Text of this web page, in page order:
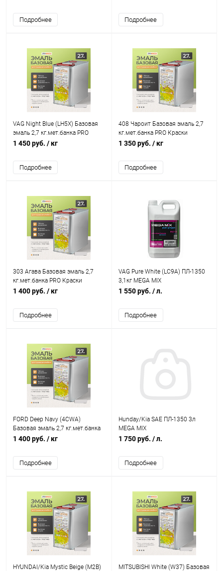
Подробнее Подробнее
VAG Night Blue (LH5X) Базовая
эмаль 2,7 кг.мет.банка PRO
Краски
1 450 руб. / кг
Подробнее
408 Чароит Базовая эмаль 2,7
кг.мет.банка PRO Краски
1 350 руб. / кг
Подробнее
303 Агава Базовая эмаль 2,7
кг.мет.банка PRO Краски
1 400 руб. / кг
Подробнее
VAG Pure White (LC9A) ПЛ-1350
3,1кг MEGA MIX
1 550 руб. / л.
Подробнее
FORD Deep Navy (4CWA)
Базовая эмаль 2,7 кг.мет.банка
PRO Краски
1 400 руб. / кг
Подробнее
Hunday/Kia SAE ПЛ-1350 3л
MEGA MIX
1 750 руб. / л.
Подробнее
HYUNDAI/Kia Mystic Beige (M2B) MITSUBISHI White (W37) Базовая